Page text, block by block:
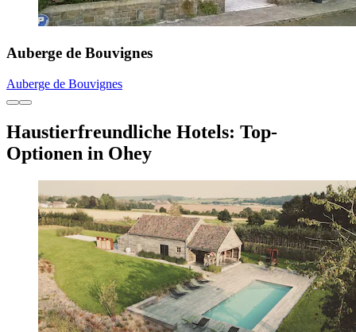
Auberge de Bouvignes
Auberge de Bouvignes
Haustierfreundliche Hotels: Top-
Optionen in Ohey